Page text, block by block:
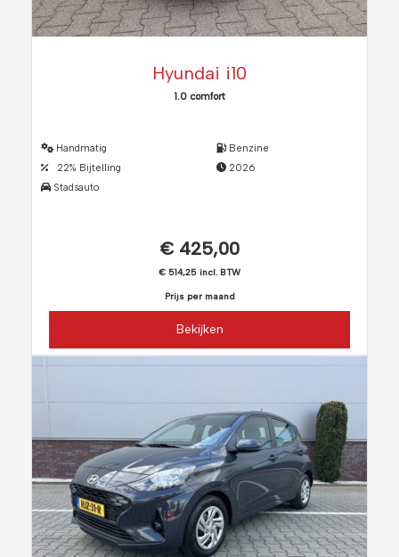
Hyundai i10
1.0 comfort
Handmatig
22% Bijtelling
Stadsauto
Benzine
2026
€ 425,00
€ 514,25 incl. BTW
Prijs per maand
Bekijken